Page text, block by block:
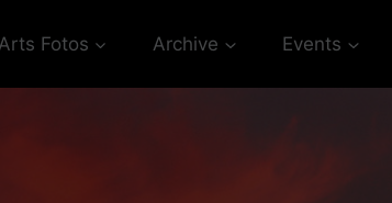
Arts Fotos Archive Events